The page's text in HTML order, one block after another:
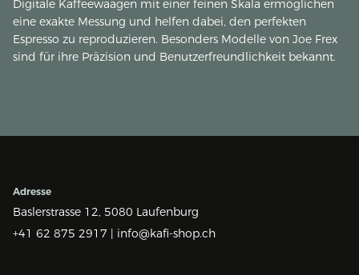
Digitale Kaffeewaagen mit einer feinen Skala ermöglichen
eine exakte Messung und helfen dabei, den perfekten
Espresso zu reproduzieren. Besonders Modelle von Joe Frex
sind für ihre Präzision und Benutzerfreundlichkeit bekannt.
Adresse
Baslerstrasse 12, 5080 Laufenburg
+41 62 875 2917 | info@kafi-shop.ch